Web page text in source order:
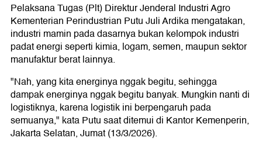
Pelaksana Tugas (Plt) Direktur Jenderal Industri Agro
Kementerian Perindustrian Putu Juli Ardika mengatakan,
industri mamin pada dasarnya bukan kelompok industri
padat energi seperti kimia, logam, semen, maupun sektor
manufaktur berat lainnya.
"Nah, yang kita energinya nggak begitu, sehingga
dampak energinya nggak begitu banyak. Mungkin nanti di
logistiknya, karena logistik ini berpengaruh pada
semuanya," kata Putu saat ditemui di Kantor Kemenperin,
Jakarta Selatan, Jumat (13/3/2026).